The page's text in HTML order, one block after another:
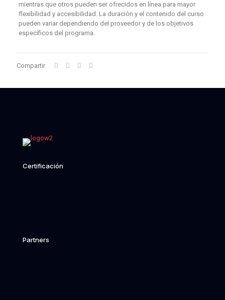
mientras que otros pueden ser ofrecidos en línea para mayor
flexibilidad y accesibilidad. La duración y el contenido del curso
pueden variar dependiendo del proveedor y de los objetivos
específicos del programa.
Compartir
Certificación
Partners